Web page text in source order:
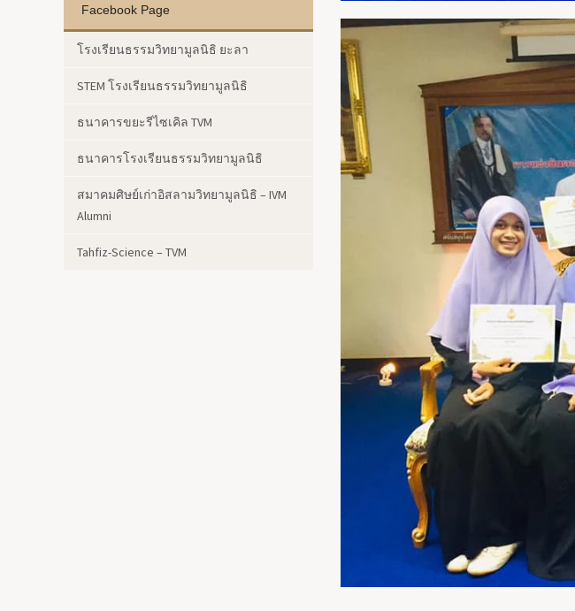
Facebook Page
โรงเรียนธรรมวิทยามูลนิธิ ยะลา
STEM โรงเรียนธรรมวิทยามูลนิธิ
ธนาคารขยะรีไซเคิล TVM
ธนาคารโรงเรียนธรรมวิทยามูลนิธิ
สมาคมศิษย์เก่าอิสลามวิทยามูลนิธิ – IVM
Alumni
Tahfiz-Science – TVM